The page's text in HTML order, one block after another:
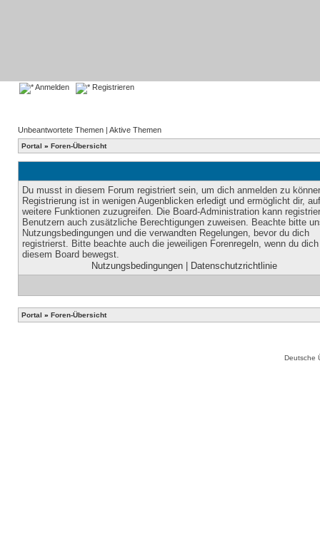
Anmelden Registrieren
Unbeantwortete Themen | Aktive Themen
Portal » Foren-Übersicht
Du musst in diesem Forum registriert sein, um dich anmelden zu
Registrierung ist in wenigen Augenblicken erledigt und ermöglicht dir, auf
weitere Funktionen zuzugreifen. Die Board-Administration kann
Benutzern auch zusätzliche Berechtigungen zuweisen. Beachte bitte
Nutzungsbedingungen und die verwandten Regelungen, bevor du dich
registrierst. Bitte beachte auch die jeweiligen Forenregeln, wenn du
diesem Board bewegst.
Nutzungsbedingungen| Datenschutzrichtlinie
Portal » Foren-Übersicht
Deutsche